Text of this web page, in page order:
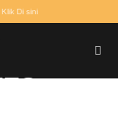
Klik Di sini